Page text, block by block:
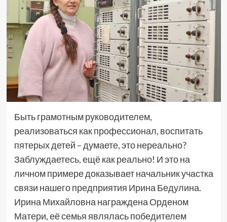
Быть грамотным руководителем,
реализоваться как профессионал, воспитать
пятерых детей – думаете, это нереально?
Заблуждаетесь, ещё как реально! И это на
личном примере доказывает начальник участка
связи нашего предприятия Ирина Бедулина.
Ирина Михайловна награждена Орденом
Матери, её семья являлась победителем